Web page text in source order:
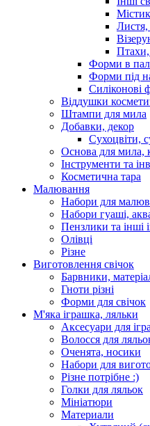
Форми в
Форми під
Силіконові
Віддушки
Штампи для мила
Добавки, декор
Сухоцвіти,
Основа для мила,
Інструменти та
Косметична тара
Малювання
Набори для
Набори гуаші,
Пензлики та інші
Олівці
Різне
Виготовлення свічок
Барвники,
Гноти різні
Форми для свічок
М'яка іграшка, ляльки
Аксесуари для
Волосся для
Оченята, носики
Набори для
Різне потрібне :)
Голки для ляльок
Мініатюри
Материали